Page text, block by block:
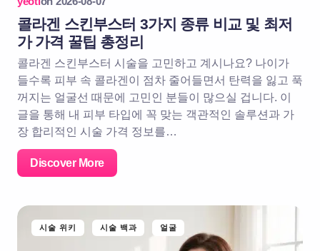
콜라겐 스킨부스터 3가지 종류 비교 및 최저
가 가격 꿀팁 총정리
콜라겐 스킨부스터 시술을 고민하고 계시나요? 나이가
들수록 피부 속 콜라겐이 점차 줄어들면서 탄력을 잃고 푹
꺼지는 얼굴선 때문에 고민인 분들이 많으실 겁니다. 이
글을 통해 내 피부 타입에 꼭 맞는 객관적인 솔루션과 가
장 합리적인 시술 가격 정보를…
Discover More
시술 위키 시술 백과 얼굴